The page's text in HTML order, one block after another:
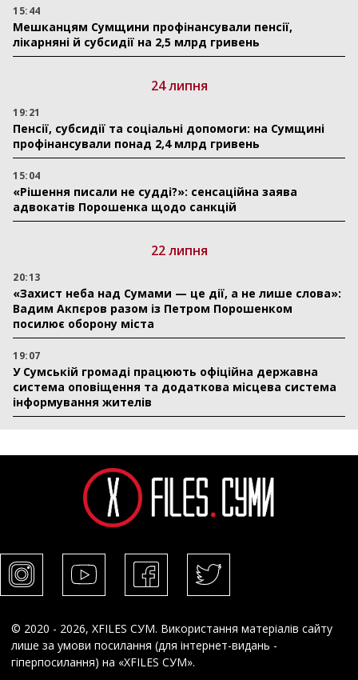
15:44
Мешканцям Сумщини профінансували пенсії,
лікарняні й субсидії на 2,5 млрд гривень
24 липня
19:21
Пенсії, субсидії та соціальні допомоги: на Сумщині
профінансували понад 2,4 млрд гривень
15:04
«Рішення писали не судді?»: сенсаційна заява
адвокатів Порошенка щодо санкцій
22 липня
20:13
«Захист неба над Сумами — це дії, а не лише слова»:
Вадим Акпєров разом із Петром Порошенком
посилює оборону міста
19:07
У Сумській громаді працюють офіційна державна
система оповіщення та додаткова місцева система
інформування жителів
© 2020 - 2026, XFILES СУМ. Використання матеріалів сайту
лише за умови посилання (для інтернет-видань -
гіперпосилання) на «XFILES СУМ».